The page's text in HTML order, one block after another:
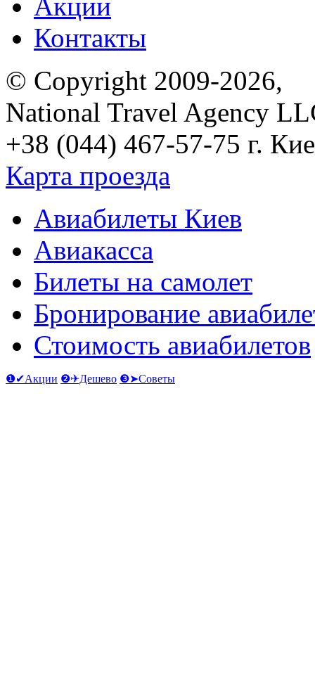
Контакты
© Copyright 2009-2026,
National Travel Agency
+38 (044) 467-57-75 г.
Карта проезда
Авиабилеты Киев
Авиакасса
Билеты на самолет
Бронирование
Стоимость авиабилетов
❶✔Акции ❷✈Дешево ❸➤Советы